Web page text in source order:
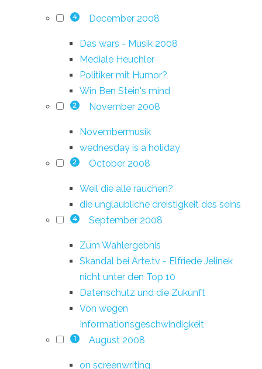
4 December 2008
Das wars - Musik 2008
Mediale Heuchler
Politiker mit Humor?
Win Ben Stein's mind
2 November 2008
Novembermusik
wednesday is a holiday
2 October 2008
Weil die alle rauchen?
die unglaubliche dreistigkeit des seins
4 September 2008
Zum Wahlergebnis
Skandal bei Arte.tv - Elfriede Jelinek
nicht unter den Top 10
Datenschutz und die Zukunft
Von wegen
Informationsgeschwindigkeit
1 August 2008
on screenwriting